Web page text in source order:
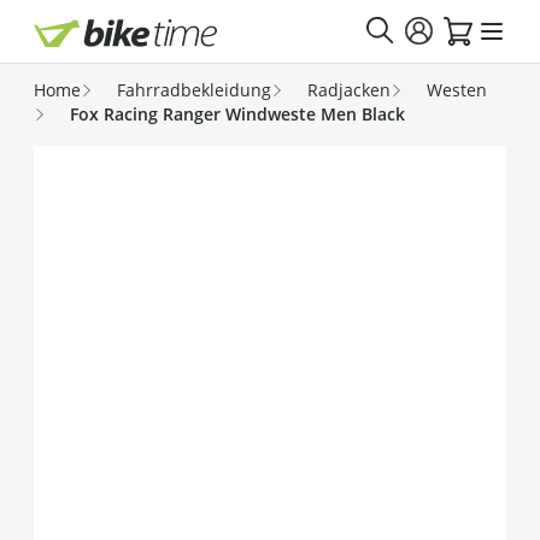
Direkt zum Inhalt
Home Fahrradbekleidung Radjacken
Westen
Fox Racing Ranger Windweste Men Black